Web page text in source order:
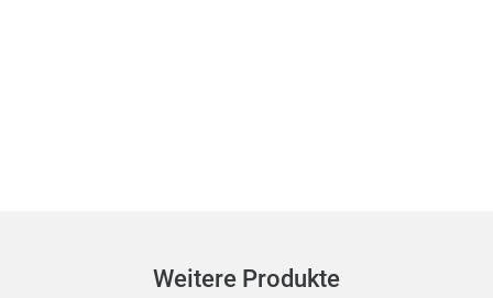
Weitere Produkte